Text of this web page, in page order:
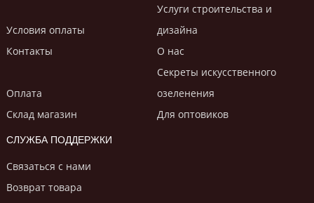
Условия оплаты
Услуги строительствa и
дизайнa
Контакты
О нас
Оплата
Секреты искусственного
озеленения
Склад магазин
Для оптовиков
СЛУЖБА ПОДДЕРЖКИ
Связаться с нами
Возврат товара